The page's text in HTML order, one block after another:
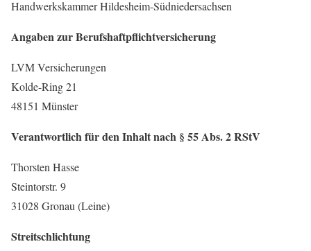
Handwerkskammer Hildesheim-Südniedersachsen
Angaben zur Berufshaftpflichtversicherung
LVM Versicherungen
Kolde-Ring 21
48151 Münster
Verantwortlich für den Inhalt nach § 55 Abs. 2 RStV
Thorsten Hasse
Steintorstr. 9
31028 Gronau (Leine)
Streitschlichtung